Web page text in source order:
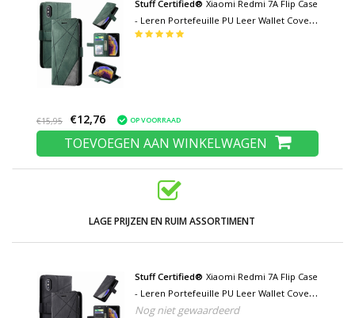
Stuff Certified® Xiaomi Redmi 7A Flip Case
- Leren Portefeuille PU Leer Wallet Cover
Cas Hoesje Groen
€15,95 €12,76 OP VOORRAAD
TOEVOEGEN AAN WINKELWAGEN
LAGE PRIJZEN EN RUIM ASSORTIMENT
Stuff Certified® Xiaomi Redmi 7A Flip Case
- Leren Portefeuille PU Leer Wallet Cover
Cas Hoesje Zwart
Nog niet gewaardeerd